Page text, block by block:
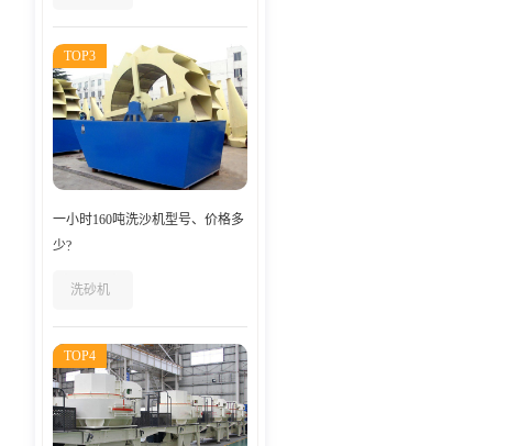
TOP3
一小时160吨洗沙机型号、价格多
少?
洗砂机
TOP4